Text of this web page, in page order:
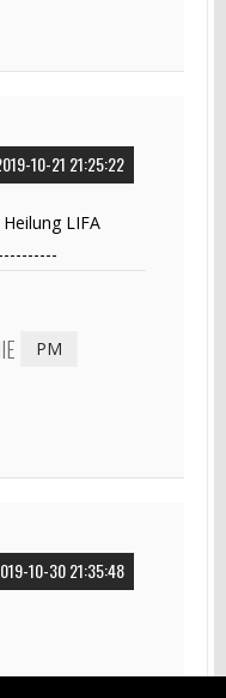
10-21 21:25:22
LIFA
PM
10-30 21:35:48